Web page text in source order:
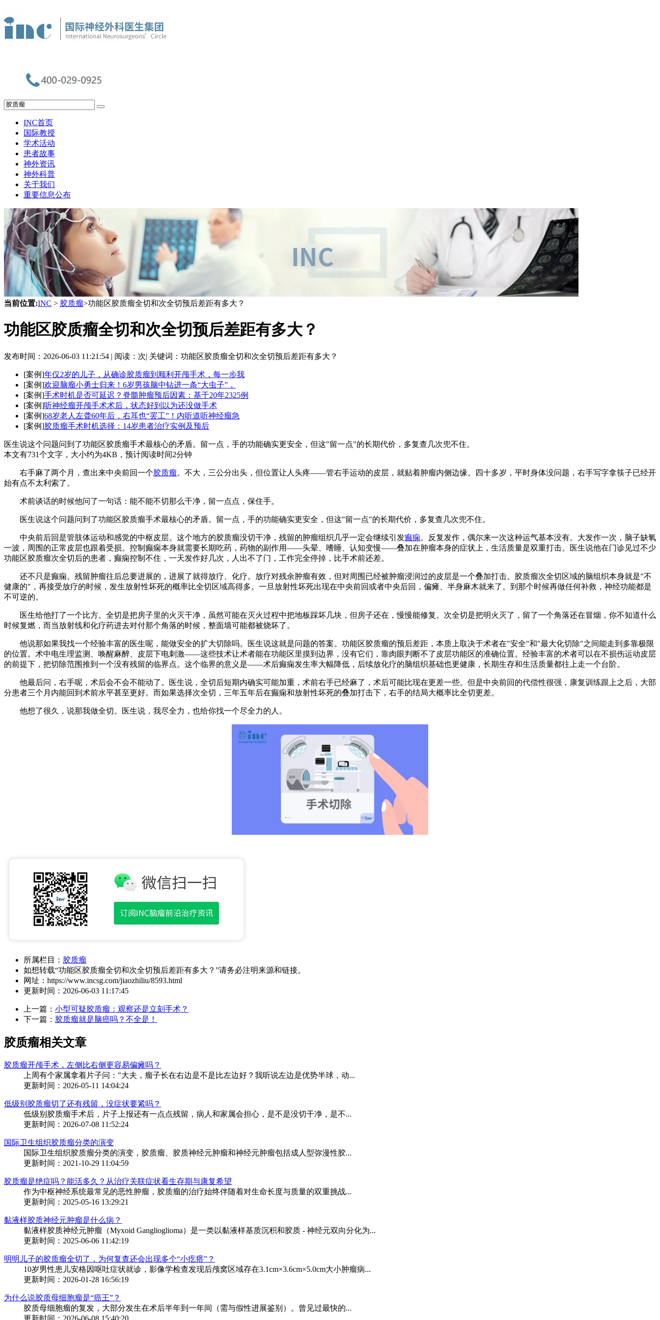
INC首页
国际教授
学术活动
患者故事
神外资讯
神外科普
关于我们
重要信息公布
当前位置:INC > 胶质瘤>功能区胶质瘤全切和次全切预后差距有多大？
功能区胶质瘤全切和次全切预后差距有多大？
发布时间： 2026-06-03 11:21:54 | 阅读： 次| 关键词：功能区胶质瘤全切和次全切预后差距有多大？
[案例]年仅2岁的儿子，从确诊胶质瘤到顺利开颅手术，每一步我
[案例]欢迎脑瘤小勇士归来！6岁男孩脑中钻进一条“大虫子”，
[案例]手术时机是否可延迟？脊髓肿瘤预后因素：基于20年2325例
[案例]听神经瘤开颅手术术后，状态好到以为还没做手术
[案例]68岁老人左聋60年后，右耳也“罢工”！内听道听神经瘤急
[案例]胶质瘤手术时机选择：14岁患者治疗实例及预后
医生说这个问题问到了功能区胶质瘤手术最核心的矛盾。留一点，手的功能确实更安全，但这"留一点"的长期代价，多复查几次兜不住。
本文有731个文字，大小约为4KB，预计阅读时间2分钟
右手麻了两个月，查出来中央前回一个胶质瘤。不大，三公分出头，但位置让人头疼——管右手运动的皮层，就贴着肿瘤内侧边缘。四十多岁，平时身体没问题，右手写字拿筷子已经开
始有点不太利索了。
术前谈话的时候他问了一句话：能不能不切那么干净，留一点点，保住手。
医生说这个问题问到了功能区胶质瘤手术最核心的矛盾。留一点，手的功能确实更安全，但这"留一点"的长期代价，多复查几次兜不住。
中央前后回是管肢体运动和感觉的中枢皮层。这个地方的胶质瘤没切干净，残留的肿瘤组织几乎一定会继续引发癫痫。反复发作，偶尔来一次这种运气基本没有。大发作一次，脑子缺氧
一波，周围的正常皮层也跟着受损。控制癫痫本身就需要长期吃药，药物的副作用——头晕、嗜睡、认知变慢——叠加在肿瘤本身的症状上，生活质量是双重打击。医生说他在门诊见过不少
功能区胶质瘤次全切后的患者，癫痫控制不住，一天发作好几次，人出不了门，工作完全停掉，比手术前还差。
还不只是癫痫。残留肿瘤往后总要进展的，进展了就得放疗、化疗。放疗对残余肿瘤有效，但对周围已经被肿瘤浸润过的皮层是一个叠加打击。胶质瘤次全切区域的脑组织本身就是"不
健康的"，再接受放疗的时候，发生放射性坏死的概率比全切区域高得多。一旦放射性坏死出现在中央前回或者中央后回，偏瘫、半身麻木就来了。到那个时候再做任何补救，神经功能都是
不可逆的。
医生给他打了一个比方。全切是把房子里的火灭干净，虽然可能在灭火过程中把地板踩坏几块，但房子还在，慢慢能修复。次全切是把明火灭了，留了一个角落还在冒烟，你不知道什么
时候复燃，而当放射线和化疗药进去对付那个角落的时候，整面墙可能都被烧坏了。
他说那如果我找一个经验丰富的医生呢，能做安全的扩大切除吗。医生说这就是问题的答案。功能区胶质瘤的预后差距，本质上取决于术者在"安全"和"最大化切除"之间能走到多靠极限
的位置。术中电生理监测、唤醒麻醉、皮层下电刺激——这些技术让术者能在功能区里摸到边界，没有它们，靠肉眼判断不了皮层功能区的准确位置。经验丰富的术者可以在不损伤运动皮层
的前提下，把切除范围推到一个没有残留的临界点。这个临界的意义是——术后癫痫发生率大幅降低，后续放化疗的脑组织基础也更健康，长期生存和生活质量都往上走一个台阶。
他最后问，右手呢，术后会不会不能动了。医生说，全切后短期内确实可能加重，术前右手已经麻了，术后可能比现在更差一些。但是中央前回的代偿性很强，康复训练跟上之后，大部
分患者三个月内能回到术前水平甚至更好。而如果选择次全切，三年五年后在癫痫和放射性坏死的叠加打击下，右手的结局大概率比全切更差。
他想了很久，说那我做全切。医生说，我尽全力，也给你找一个尽全力的人。
所属栏目： 胶质瘤
如想转载“功能区胶质瘤全切和次全切预后差距有多大？”请务必注明来源和链接。
网址： https://www.incsg.com/jiaozhiliu/8593.html
更新时间： 2026-06-03 11:17:45
上一篇： 小型可疑胶质瘤：观察还是立刻手术？
下一篇： 胶质瘤就是脑癌吗？不全是！
胶质瘤相关文章
胶质瘤开颅手术，左侧比右侧更容易偏瘫吗？
上周有个家属拿着片子问："大夫，瘤子长在右边是不是比左边好？我听说左边是优势半球，动...
更新时间：2026-05-11 14:04:24
低级别胶质瘤切了还有残留，没症状要紧吗？
低级别胶质瘤手术后，片子上报还有一点点残留，病人和家属会担心，是不是没切干净，是不...
更新时间：2026-07-08 11:52:24
国际卫生组织胶质瘤分类的演变
国际卫生组织胶质瘤分类的演变，胶质瘤、胶质神经元肿瘤和神经元肿瘤包括成人型弥漫性胶...
更新时间：2021-10-29 11:04:59
胶质瘤是绝症吗？能活多久？从治疗关联症状看生存期与康复希望
作为中枢神经系统最常见的恶性肿瘤，胶质瘤的治疗始终伴随着对生命长度与质量的双重挑战...
更新时间：2025-05-16 13:29:21
黏液样胶质神经元肿瘤是什么病？
黏液样胶质神经元肿瘤（Myxoid Ganglioglioma）是一类以黏液样基质沉积和胶质 - 神经元双向分化为...
更新时间：2025-06-06 11:42:19
明明儿子的胶质瘤全切了，为何复查还会出现多个“小疙瘩”？
10岁男性患儿安格因呕吐症状就诊，影像学检查发现后颅窝区域存在3.1cm×3.6cm×5.0cm大小肿瘤病...
更新时间：2026-01-28 16:56:19
为什么说胶质母细胞瘤是“癌王”？
胶质母细胞瘤的复发，大部分发生在术后半年到一年间（需与假性进展鉴别）。曾见过最快的...
更新时间：2026-06-08 15:40:20